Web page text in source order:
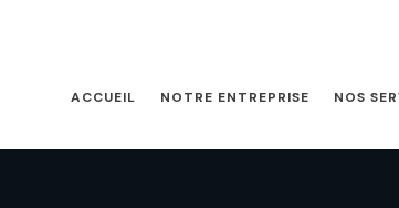
ACCUEIL NOTRE ENTREPRISE NOS